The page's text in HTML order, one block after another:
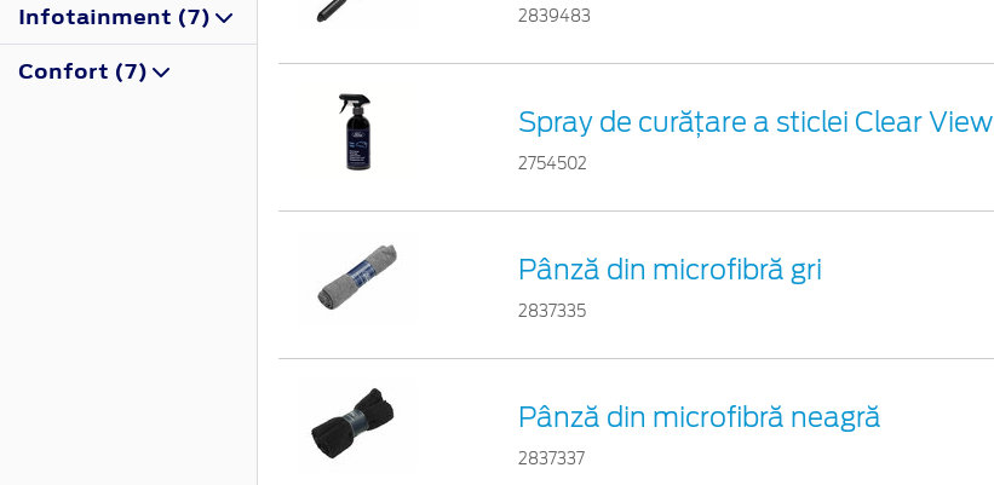
Infotainment (7)
Confort (7)
2839483
Spray de curățare a sticlei Clear View
2754502
Pânză din microfibră gri
2837335
Pânză din microfibră neagră
2837337